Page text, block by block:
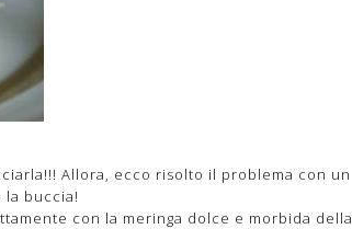
Allora, ecco risolto il problema con un
buccia!
con la meringa dolce e morbida della